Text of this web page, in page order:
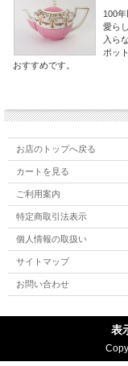
100
愛ら
入ら
ポッ
おすすめです。
お店のトップへ戻る
カートを見る
ご利用案内
特定商取引法表示
個人情報の取扱い
サイトマップ
お問い合わせ
表